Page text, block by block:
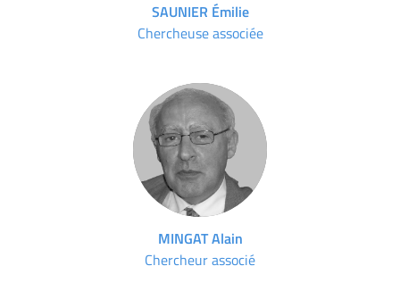
SAUNIER Émilie
Chercheuse associée
MINGAT Alain
Chercheur associé